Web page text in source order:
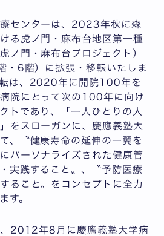
センターは、2023年秋に森
る虎ノ門・麻布台地区第一種
ノ門・麻布台プロジェクト）
・6階）に拡張・移転いたしま
は、2020年に開院100年を
院にとって次の100年に向け
トであり、「一人ひとりの人
をスローガンに、慶應義塾大
、〝健康寿命の延伸の一翼を
パーソナライズされた健康管
実践すること〟、〝予防医療
ること〟をコンセプトに全力
す。
2012年8月に慶應義塾大学病